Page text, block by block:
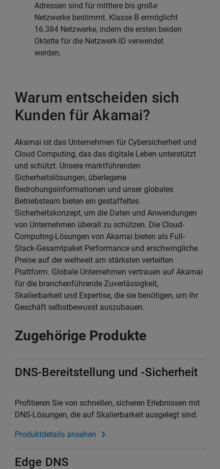
Adressen sind für mittlere bis große
Netzwerke bestimmt. Klasse B ermöglicht
16.384 Netzwerke, indem die ersten beiden
Oktette für die Netzwerk-ID verwendet
werden.
Warum entscheiden sich
Kunden für Akamai?
Akamai ist das Unternehmen für Cybersicherheit und
Cloud Computing, das das digitale Leben unterstützt
und schützt. Unsere marktführenden
Sicherheitslösungen, überlegene
Bedrohungsinformationen und unser globales
Betriebsteam bieten ein gestaffeltes
Sicherheitskonzept, um die Daten und Anwendungen
von Unternehmen überall zu schützen. Die Cloud-
Computing-Lösungen von Akamai bieten als Full-
Stack-Gesamtpaket Performance und erschwingliche
Preise auf der weltweit am stärksten verteilten
Plattform. Globale Unternehmen vertrauen auf Akamai
für die branchenführende Zuverlässigkeit,
Skalierbarkeit und Expertise, die sie benötigen, um ihr
Geschäft selbstbewusst auszubauen.
Zugehörige Produkte
DNS-Bereitstellung und -Sicherheit
Profitieren Sie von schnellen, sicheren Erlebnissen mit
DNS-Lösungen, die auf Skalierbarkeit ausgelegt sind.
Produktdetails ansehen
Edge DNS